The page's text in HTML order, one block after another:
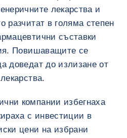
лекарства и
разчитат в голяма степен
съставки
Повишаващите се
доведат до излизане от
компании избегнаха
с инвестиции в
цени на избрани